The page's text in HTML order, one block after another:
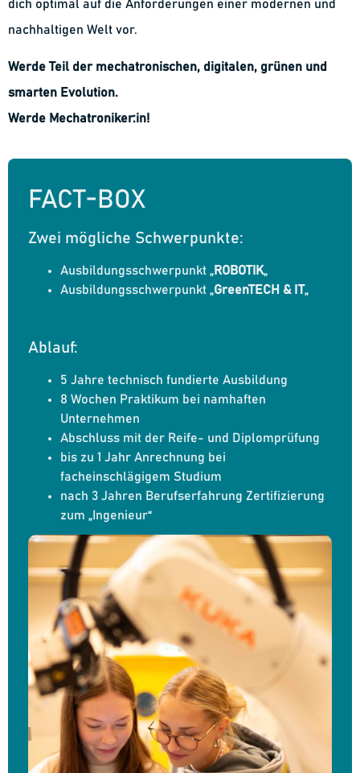
dich optimal auf die Anforderungen einer modernen und
nachhaltigen Welt vor.
Werde Teil der mechatronischen, digitalen, grünen und
smarten Evolution.
Werde Mechatroniker:in!
FACT-BOX
Zwei mögliche Schwerpunkte:
Ausbildungsschwerpunkt „ROBOTIK„
Ausbildungsschwerpunkt „GreenTECH & IT„
Ablauf:
5 Jahre technisch fundierte Ausbildung
8 Wochen Praktikum bei namhaften
Unternehmen
Abschluss mit der Reife- und Diplomprüfung
bis zu 1 Jahr Anrechnung bei
facheinschlägigem Studium
nach 3 Jahren Berufserfahrung Zertifizierung
zum „Ingenieur“